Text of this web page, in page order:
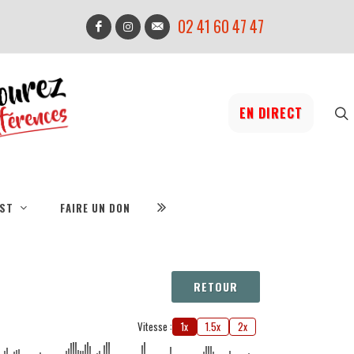
02 41 60 47 47
EN DIRECT
FAIRE UN DON
RETOUR
Vitesse : 1x 1.5x 2x